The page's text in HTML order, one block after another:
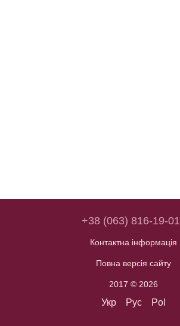
+38 (063) 816-19-01
Контактна інформація
Повна версія сайту
2017 © 2026
Укр Рус Pol